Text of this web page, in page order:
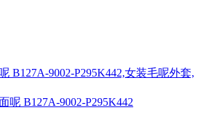
呢 B127A-9002-P295K442